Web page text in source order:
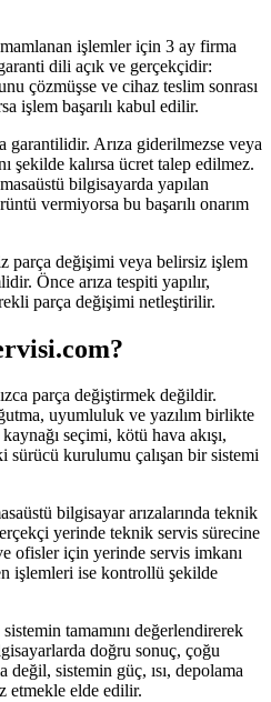
işlemler için 3 ay firma
dili açık ve gerçekçidir:
çözmüşse ve cihaz teslim sonrası
işlem başarılı kabul edilir.
garantilidir. Arıza giderilmezse veya
şekilde kalırsa ücret talep edilmez.
bilgisayarda yapılan
vermiyorsa bu başarılı onarım
parça değişimi veya belirsiz işlem
Önce arıza tespiti yapılır,
parça değişimi netleştirilir.
parça değiştirmek değildir.
uyumluluk ve yazılım birlikte
seçimi, kötü hava akışı,
kurulumu çalışan bir sistemi
bilgisayar arızalarında teknik
yerinde teknik servis sürecine
ofisler için yerinde servis imkanı
işlemleri ise kontrollü şekilde
tamamını değerlendirerek
doğru sonuç, çoğu
sistemin güç, ısı, depolama
etmekle elde edilir.